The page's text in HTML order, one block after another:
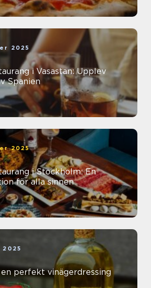
2025
i Vasastan: Upplev
Spanien
2025
i Stockholm: En
för alla sinnen
en perfekt vinägerdressing